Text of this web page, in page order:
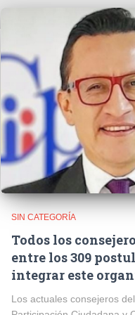
SIN CATEGORÍA
Todos los
entre los 309
integrar este
Los actuales consejeros